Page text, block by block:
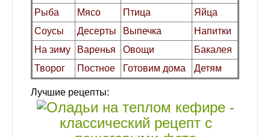
Рыба
Мясо Птица
Яйца
Соусы
Десерты Выпечка
Напитки
На зиму
Варенья Овощи
Бакалея
Творог
Постное Готовим дома Детям
Лучшие рецепты: